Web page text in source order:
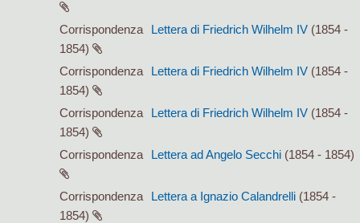
Corrispondenza Lettera di Friedrich Wilhelm IV (1854 -
1854)
Corrispondenza
Lettera di Friedrich Wilhelm IV (1854 -
1854)
Corrispondenza
Lettera di Friedrich Wilhelm IV (1854 -
1854)
Corrispondenza
Lettera ad Angelo Secchi (1854 - 1854)
Corrispondenza Lettera a Ignazio Calandrelli (1854 -
1854)